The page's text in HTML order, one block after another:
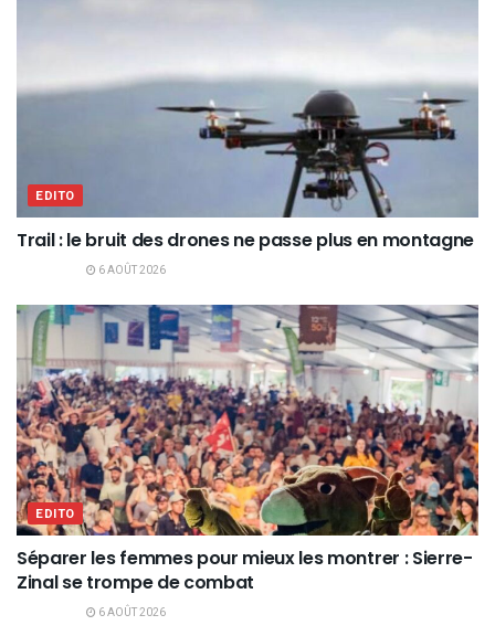
EDITO
Trail : le bruit des drones ne passe plus en montagne
6 AOÛT 2026
EDITO
Séparer les femmes pour mieux les montrer : Sierre-
Zinal se trompe de combat
6 AOÛT 2026